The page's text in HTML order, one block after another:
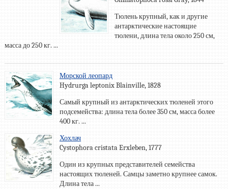
Тюлень крупный, как и другие
антарктические настоящие
тюлени, длина тела около 250 см,
масса до 250 кг. ...
Морской леопард
Hydrurga leptonix Blainville, 1828
Самый крупный из антарктических тюленей этого
подсемейства: длина тела более 350 см, масса более
400 кг. ...
Хохлач
Cystophora cristata Erxleben, 1777
Один из крупных представителей семейства
настоящих тюленей. Самцы заметно крупнее самок.
Длина тела ...